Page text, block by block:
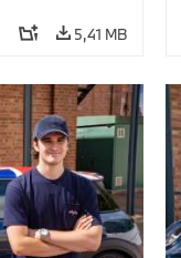
5,41 MB